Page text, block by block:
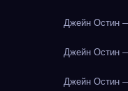
Джейн Остин
Джейн Остин
Джейн Остин